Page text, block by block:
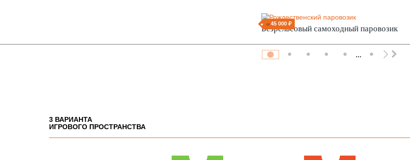
от 45 000 ₽
Безрельсовый самоходный паровозик
...
3 ВАРИАНТА
ИГРОВОГО ПРОСТРАНСТВА